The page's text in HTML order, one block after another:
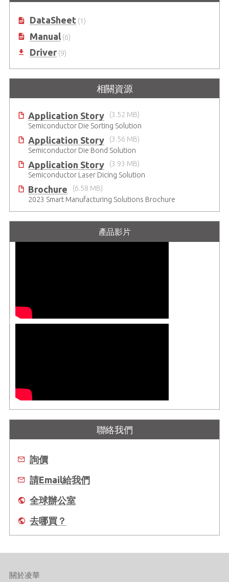
DataSheet(1)
Manual(6)
Driver(9)
相關資源
Application Story
(3.52 MB)
Semiconductor Die Sorting Solution
Application Story
(3.56 MB)
Semiconductor Die Bond Solution
Application Story
(3.93 MB)
Semiconductor Laser Dicing Solution
Brochure
(6.58 MB)
2023 Smart Manufacturing Solutions Brochure
產品影片
聯絡我們
詢價
請Email給我們
全球辦公室
去哪買？
關於凌華